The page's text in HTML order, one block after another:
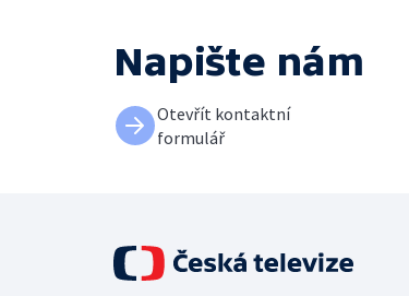
Napište nám
Otevřít kontaktní
formulář